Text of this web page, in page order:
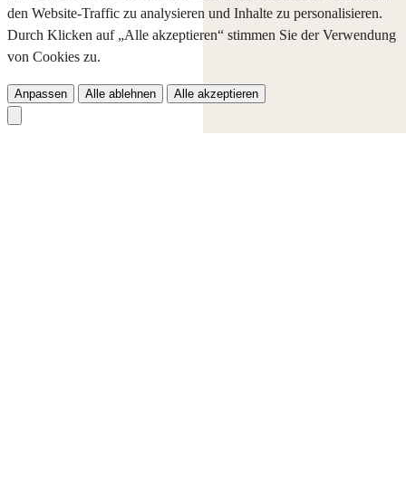
den Website-Traffic zu analysieren und Inhalte zu personalisieren.
Durch Klicken auf „Alle akzeptieren“ stimmen Sie der Verwendung
von Cookies zu.
Anpassen Alle ablehnen Alle akzeptieren